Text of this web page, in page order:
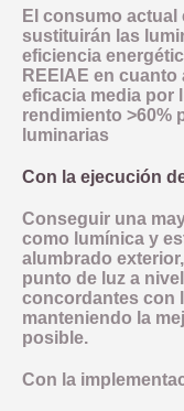
El consumo actual
sustituirán las
eficiencia
REEIAE en
eficacia media por
rendimiento >60%
luminarias
Con la ejecución
Conseguir una
como lumínica y
alumbrado
punto de luz a
concordantes con
manteniendo la
posible.
Con la